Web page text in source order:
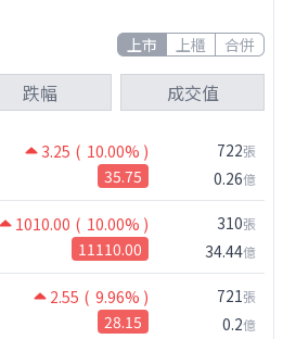
上市 上櫃 合併
跌幅 成交值
3.25 ( 10.00% )
35.75
722張
0.26億
1010.00 ( 10.00% )
11110.00
310張
34.44億
2.55 ( 9.96% )
28.15
721張
0.2億